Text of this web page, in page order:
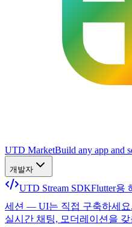
UTD MarketBuild any app and
개발자
UTD Stream SDKFlutter용
세션 — UI는 직접 구축하세요.
실시간 채팅, 모더레이션을